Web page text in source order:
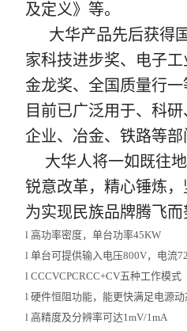
及定义》等。
大华产品先后获得
家科技进步奖、电子
金龙奖、全国质量行一
目前已广泛用于、科
企业、冶金、铁路等部
大华人将一如既往地
锐意改革，精心锤炼，
为实现民族品牌腾飞而
l高功率密度，单台功率45KW
l单台可提供输入电压800V，电流
lCCCVCPCRCC+CV五种工作模式
l硬件恒阻功能，能更快满足电源
l高精度及分辨率可达1mV/1mA